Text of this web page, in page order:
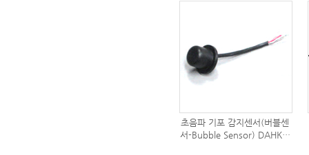
초음파 기포 감지센서(버블센
서-Bubble Sensor) DAHKS-